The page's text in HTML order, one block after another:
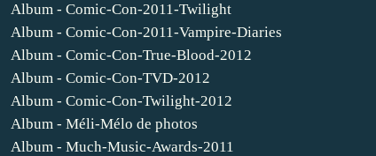
Album - Comic-Con-2011-Twilight
Album - Comic-Con-2011-Vampire-Diaries
Album - Comic-Con-True-Blood-2012
Album - Comic-Con-TVD-2012
Album - Comic-Con-Twilight-2012
Album - Méli-Mélo de photos
Album - Much-Music-Awards-2011